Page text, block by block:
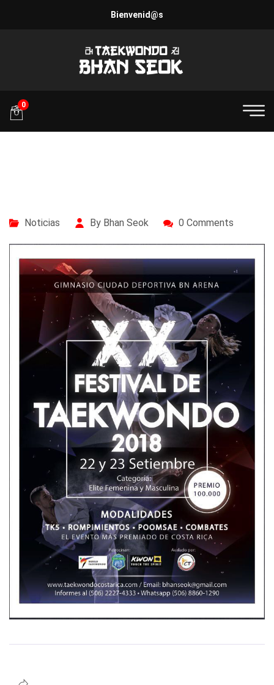
Bienvenid@s
0
Noticias By Bhan Seok 0 Comments